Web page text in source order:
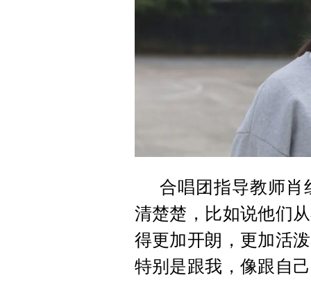
合唱团指导教师肖
清楚楚，比如说他们
得更加开朗，更加活
特别是跟我，像跟自